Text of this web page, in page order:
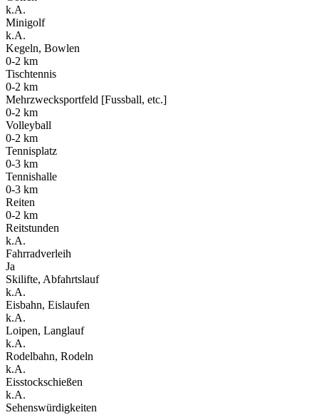
k.A.
Minigolf
k.A.
Kegeln, Bowlen
0-2 km
Tischtennis
0-2 km
Mehrzwecksportfeld [Fussball, etc.]
0-2 km
Volleyball
0-2 km
Tennisplatz
0-3 km
Tennishalle
0-3 km
Reiten
0-2 km
Reitstunden
k.A.
Fahrradverleih
Ja
Skilifte, Abfahrtslauf
k.A.
Eisbahn, Eislaufen
k.A.
Loipen, Langlauf
k.A.
Rodelbahn, Rodeln
k.A.
Eisstockschießen
k.A.
Sehenswürdigkeiten